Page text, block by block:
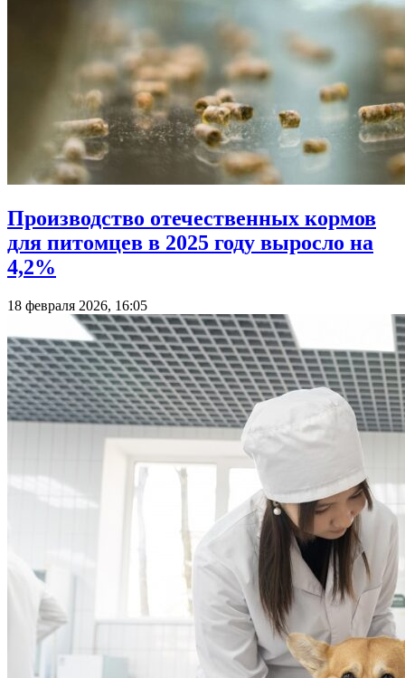
Производство отечественных кормов
для питомцев в 2025 году выросло на
4,2%
18 февраля 2026, 16:05